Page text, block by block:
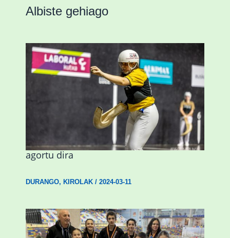
Albiste gehiago
Astelehenean Durangon jokatuko den
emakumezkoen zesta finaleko sarrerak
agortu dira
DURANGO, KIROLAK/ 2024-03-11